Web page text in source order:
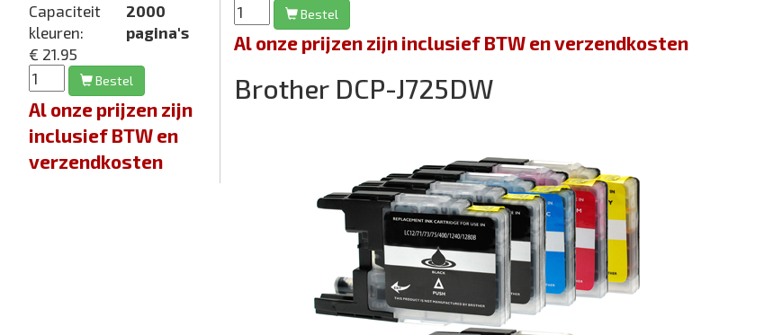
Capaciteit
kleuren:
2000
pagina's
€ 21.95
Bestel
Al onze prijzen zijn
inclusief BTW en
verzendkosten
Bestel
Al onze prijzen zijn inclusief BTW en verzendkosten
Brother DCP-J725DW